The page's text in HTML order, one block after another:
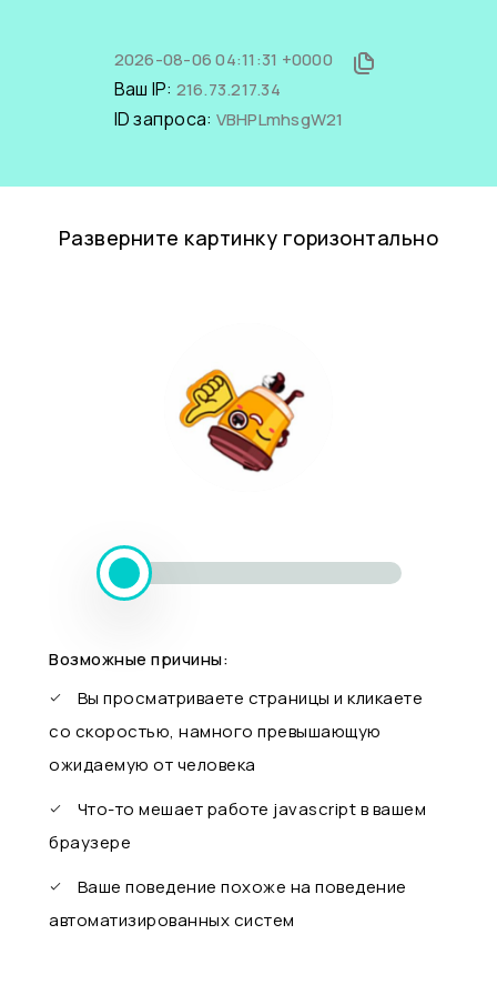
2026-08-06 04:11:31 +0000
Ваш IP: 216.73.217.34
ID запроса: VBHPLmhsgW21
Разверните картинку горизонтально
Возможные причины:
Вы просматриваете страницы и кликаете
со скоростью, намного превышающую
ожидаемую от человека
Что-то мешает работе javascript в вашем
браузере
Ваше поведение похоже на поведение
автоматизированных систем